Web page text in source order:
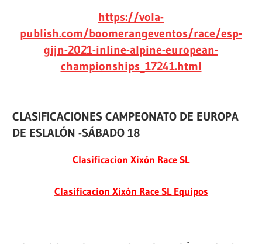
https://vola-
publish.com/boomerangeventos/race/esp-
gijn-2021-inline-alpine-european-
championships_17241.html
CLASIFICACIONES CAMPEONATO DE EUROPA
DE ESLALÓN -SÁBADO 18
Clasificacion Xixón Race SL
Clasificacion Xixón Race SL Equipos